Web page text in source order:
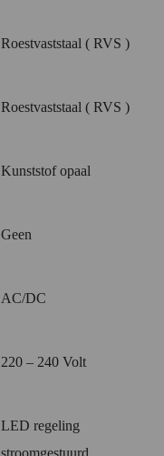
Roestvaststaal ( RVS )
Roestvaststaal ( RVS )
Kunststof opaal
Geen
AC/DC
220 – 240 Volt
LED regeling
stroomgestuurd